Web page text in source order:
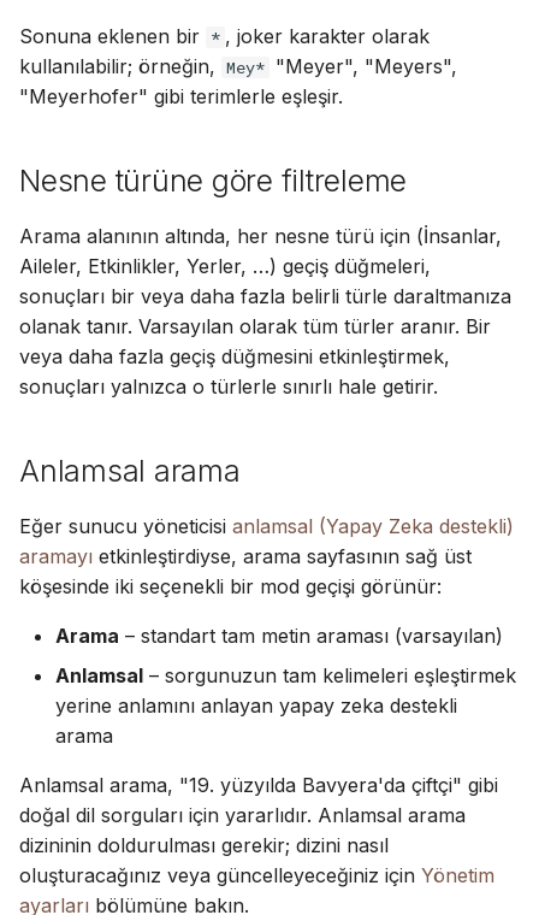
o
r Telemetri
kılavuzu
Gramps 6.0 yükseltme
kılavuzu
Sonuna eklenen bir * , joker karakter olarak
kullanılabilir; örneğin, Mey* "Meyer", "Meyers",
"Meyerhofer" gibi terimlerle eşleşir.
Nesne türüne göre filtreleme
Arama alanının altında, her nesne türü için (İnsanlar,
Aileler, Etkinlikler, Yerler, …) geçiş düğmeleri,
sonuçları bir veya daha fazla belirli türle daraltmanıza
olanak tanır. Varsayılan olarak tüm türler aranır. Bir
veya daha fazla geçiş düğmesini etkinleştirmek,
sonuçları yalnızca o türlerle sınırlı hale getirir.
Anlamsal arama
Eğer sunucu yöneticisi anlamsal (Yapay Zeka destekli)
aramayı etkinleştirdiyse, arama sayfasının sağ üst
köşesinde iki seçenekli bir mod geçişi görünür:
Arama – standart tam metin araması (varsayılan)
Anlamsal – sorgunuzun tam kelimeleri eşleştirmek
yerine anlamını anlayan yapay zeka destekli
arama
Anlamsal arama, "19. yüzyılda Bavyera'da çiftçi" gibi
doğal dil sorguları için yararlıdır. Anlamsal arama
dizininin doldurulması gerekir; dizini nasıl
oluşturacağınız veya güncelleyeceğiniz için Yönetim
ayarları bölümüne bakın.